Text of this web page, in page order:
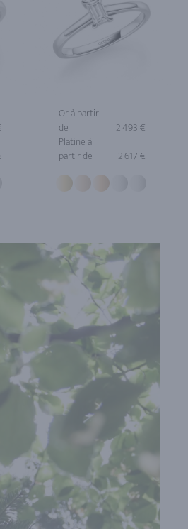
Or à partir
de
2 493 €
Platine à
partir de
2 617 €